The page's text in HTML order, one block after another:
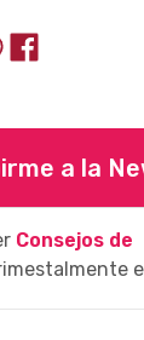
a la
Consejos de